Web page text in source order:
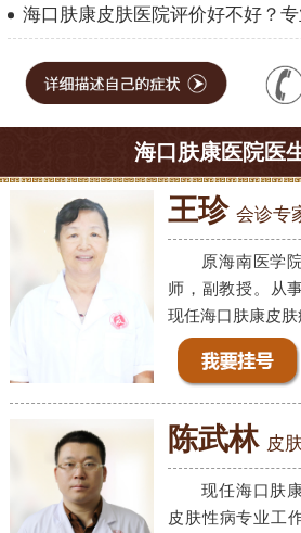
海口肤康皮肤医院评价好不好？
海口肤康医院医
王珍 会诊专
原海南医学
师，副教授。从
现任海口肤康皮肤
陈武林 皮
现任海口肤
皮肤性病专业工